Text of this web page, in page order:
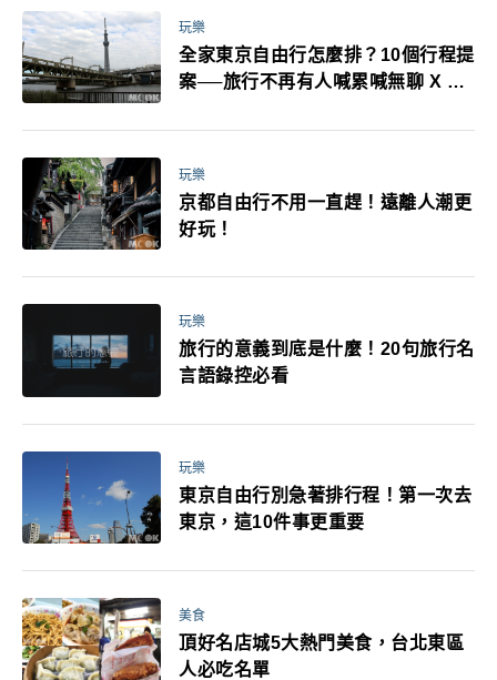
玩樂
全家東京自由行怎麼排？10個行程提
案──旅行不再有人喊累喊無聊 X 爸
玩樂
京都自由行不用一直趕！遠離人潮更
好玩！
玩樂
旅行的意義到底是什麼！20句旅行名
言語錄控必看
玩樂
東京自由行別急著排行程！第一次去
東京，這10件事更重要
美食
頂好名店城5大熱門美食，台北東區
人必吃名單